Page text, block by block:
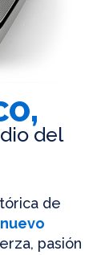
del
de
pasión